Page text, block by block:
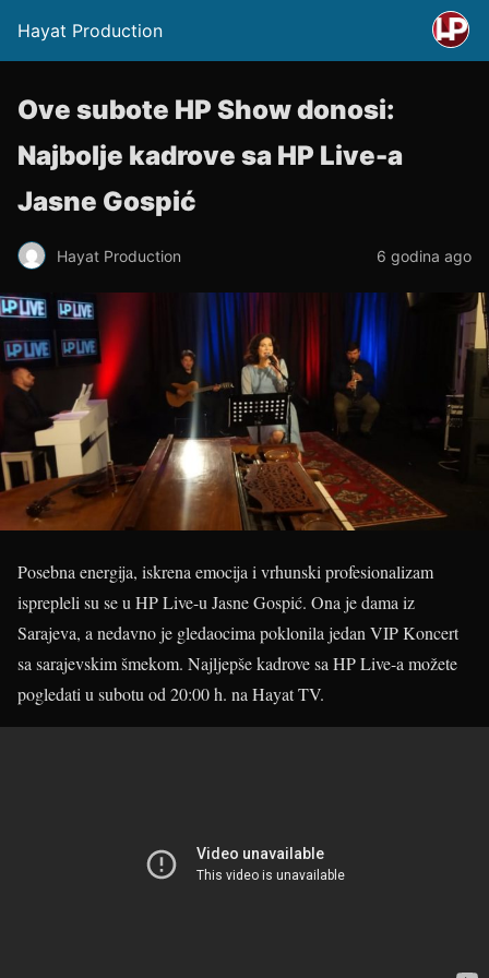
Hayat Production
Ove subote HP Show donosi:
Najbolje kadrove sa HP Live-a
Jasne Gospić
Hayat Production 6 godina ago
Posebna energija, iskrena emocija i vrhunski profesionalizam
isprepleli su se u HP Live-u Jasne Gospić. Ona je dama iz
Sarajeva, a nedavno je gledaocima poklonila jedan VIP Koncert
sa sarajevskim šmekom. Najljepše kadrove sa HP Live-a možete
pogledati u subotu od 20:00 h. na Hayat TV.